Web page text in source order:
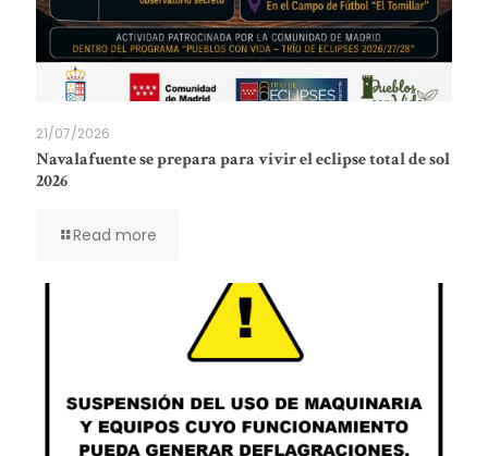
21/07/2026
Navalafuente se prepara para vivir el eclipse total de sol
2026
Read more